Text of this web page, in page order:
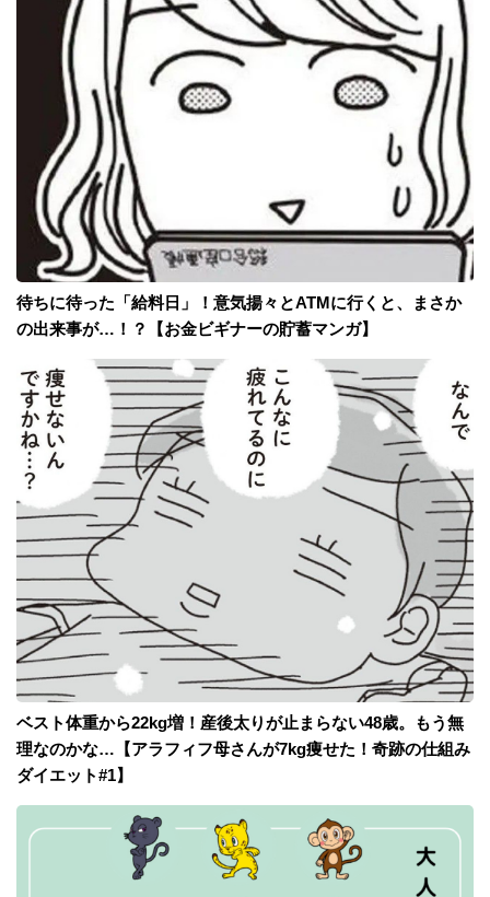
待ちに待った「給料日」！意気揚々とATMに行くと、まさか
の出来事が…！？【お金ビギナーの貯蓄マンガ】
ベスト体重から22kg増！産後太りが止まらない48歳。もう無
理なのかな…【アラフィフ母さんが7kg痩せた！奇跡の仕組み
ダイエット#1】